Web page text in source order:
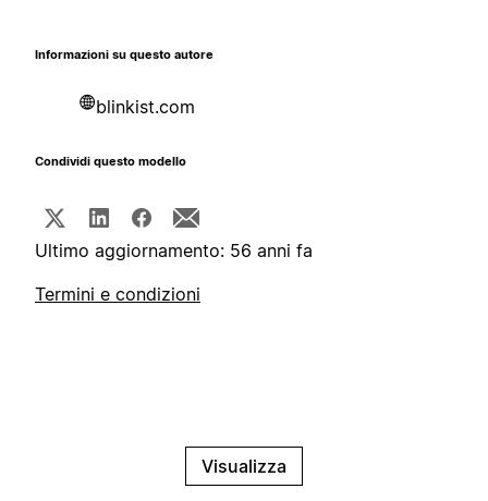
Informazioni su questo autore
blinkist.com
Condividi questo modello
Ultimo aggiornamento: 56 anni fa
Termini e condizioni
Visualizza